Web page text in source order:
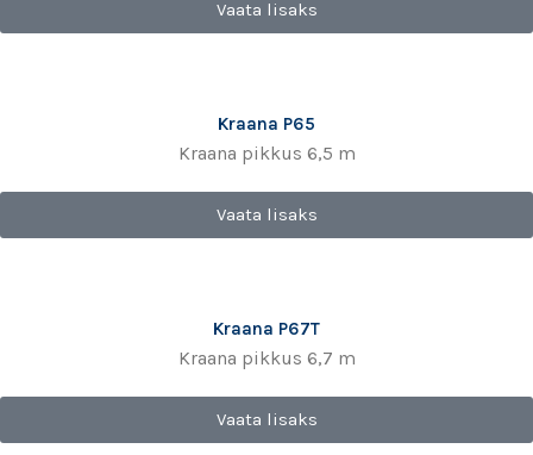
Vaata lisaks
Kraana P65
Kraana pikkus 6,5 m
Vaata lisaks
Kraana P67T
Kraana pikkus 6,7 m
Vaata lisaks